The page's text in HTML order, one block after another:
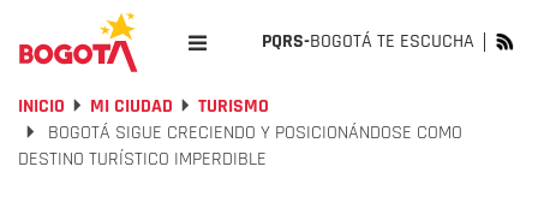
PQRS-BOGOTÁ TE ESCUCHA
INICIO MI CIUDAD
TURISMO
BOGOTÁ SIGUE CRECIENDO Y POSICIONÁNDOSE COMO
DESTINO TURÍSTICO IMPERDIBLE